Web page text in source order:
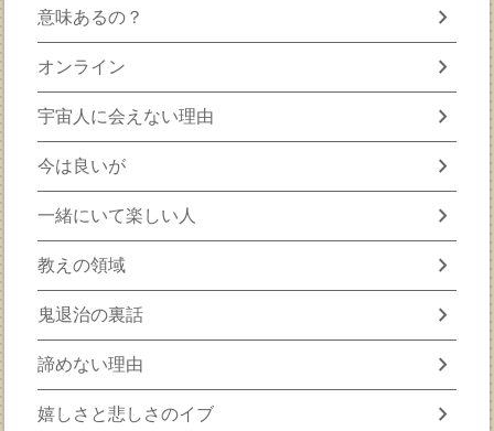
意味あるの？ chevron_right
オンライン chevron_right
宇宙人に会えない理由 chevron_right
今は良いが chevron_right
一緒にいて楽しい人 chevron_right
教えの領域 chevron_right
鬼退治の裏話 chevron_right
諦めない理由 chevron_right
嬉しさと悲しさのイブ chevron_right